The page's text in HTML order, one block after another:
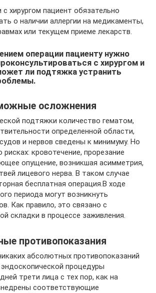
с хирургом пациент обязательно
о наличии аллергии на медикаменты,
или текущем приеме лекарств.
операции пациенту нужно
с хирургом и
ли подтяжка устранить
осложнения
подтяжки количество гематом,
определенной области,
и нервов сведены к минимуму. Но
кровотечение, прорезание
опущение, возникшая асимметрия,
лицевого нерва. В таком случае
бесплатная операция.В ходе
периода могут возникнуть
Как правило, это связано с
складки в процессе заживления.
противопоказания
абсолютных противопоказаний
процедуры
трети лица с тех пор, как на
соответствующие